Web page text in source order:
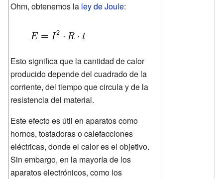
Ohm, obtenemos la ley de Joule:
Esto significa que la cantidad de calor
producido depende del cuadrado de la
corriente, del tiempo que circula y de la
resistencia del material.
Este efecto es útil en aparatos como
hornos, tostadoras o calefacciones
eléctricas, donde el calor es el objetivo.
Sin embargo, en la mayoría de los
aparatos electrónicos, como los